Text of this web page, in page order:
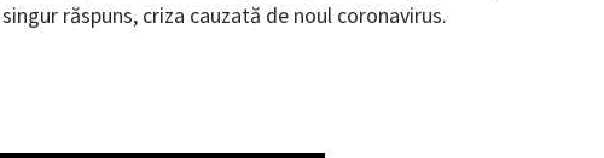
răspuns, criza cauzată de noul coronavirus.